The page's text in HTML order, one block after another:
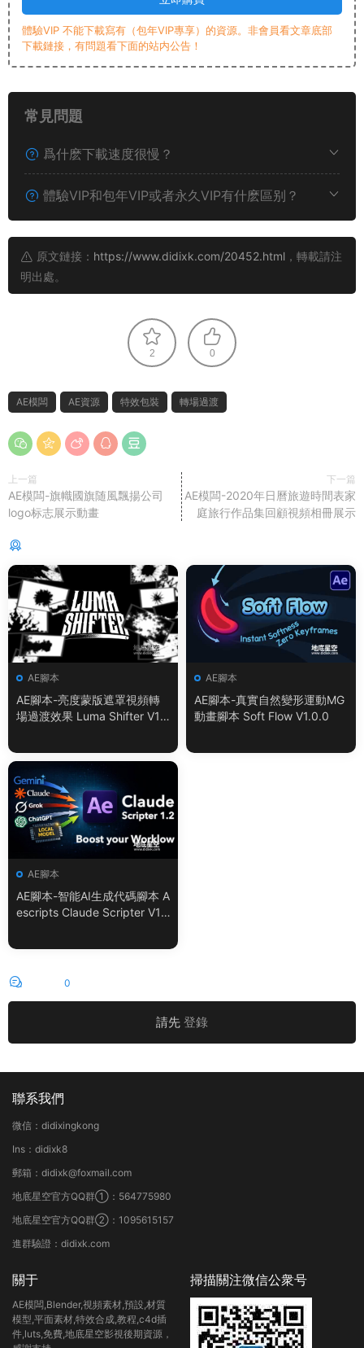
體驗VIP 不能下載寫有（包年VIP專享）的資源。非會員看文章底部
下載鏈接，有問題看下面的站内公告！
常見問題
爲什麽下載速度很慢？
體驗VIP和包年VIP或者永久VIP有什麽區别？
原文鏈接： https://www.didixk.com/20452.html ，轉載請注
明出處。
2 0
AE模闆 AE資源 特效包裝 轉場過渡
上一篇
AE模闆-旗幟國旗随風飄揚公司
logo标志展示動畫
下一篇
AE模闆-2020年日曆旅遊時間表家
庭旅行作品集回顧視頻相冊展示
AE腳本
AE腳本-亮度蒙版遮罩視頻轉
場過渡效果 Luma Shifter V1.
AE腳本
AE腳本-真實自然變形運動MG
動畫腳本 Soft Flow V1.0.0
AE腳本
AE腳本-智能AI生成代碼腳本 A
escripts Claude Scripter V1.
0
請先 登錄
聯系我們
微信：didixingkong
Ins：didixk8
郵箱：didixk@foxmail.com
地底星空官方QQ群①：564775980
地底星空官方QQ群②：1095615157
進群驗證：didixk.com
關于
AE模闆,Blender,視頻素材,預設,材質
模型,平面素材,特效合成,教程,c4d插
件,luts,免費,地底星空影視後期資源，
掃描關注微信公衆号